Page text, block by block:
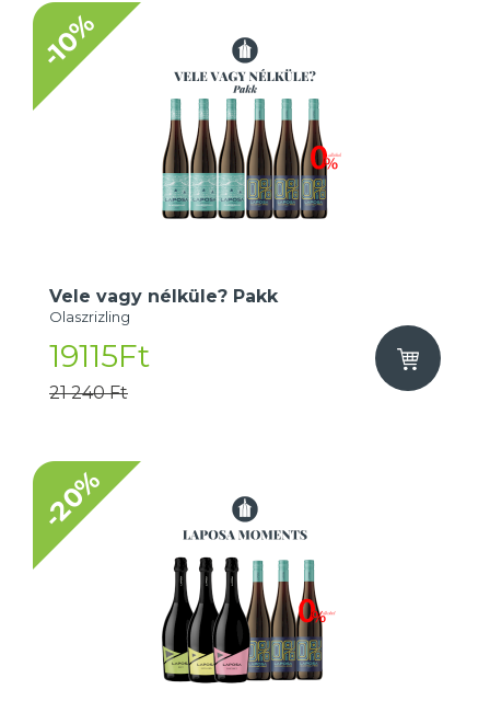
-10%
Vele vagy nélküle? Pakk
Olaszrizling
19115Ft
21 240 Ft
-20%